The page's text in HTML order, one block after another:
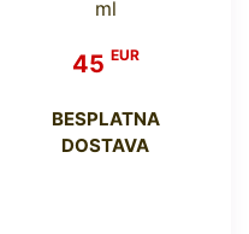
ml
45 EUR
BESPLATNA
DOSTAVA